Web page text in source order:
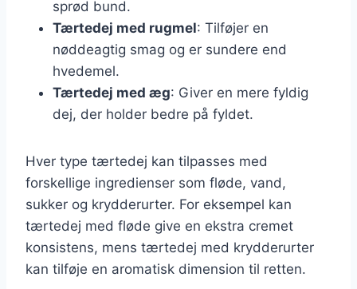
sprød bund.
Tærtedej med rugmel: Tilføjer en
nøddeagtig smag og er sundere end
hvedemel.
Tærtedej med æg: Giver en mere fyldig
dej, der holder bedre på fyldet.
Hver type tærtedej kan tilpasses med
forskellige ingredienser som fløde, vand,
sukker og krydderurter. For eksempel kan
tærtedej med fløde give en ekstra cremet
konsistens, mens tærtedej med krydderurter
kan tilføje en aromatisk dimension til retten.